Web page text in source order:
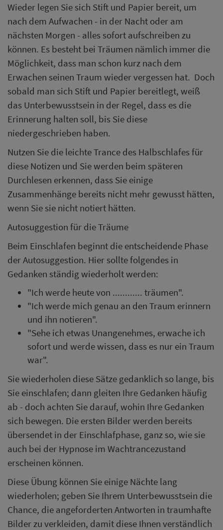
Wieder legen Sie sich Stift und Papier bereit, um
nach dem Aufwachen - in der Nacht oder am
nächsten Morgen - alles sofort aufschreiben zu
können. Es besteht bei Träumen nämlich immer die
Möglichkeit, dass man schon kurz nach dem
Erwachen seinen Traum wieder vergessen hat. Doch
sobald man sich Stift und Papier bereitlegt, weiß
das Unterbewusstsein in der Regel, dass es die
Erinnerung halten soll, bis Sie diese
niedergeschrieben haben.
Nutzen Sie die leichte Trance des Halbschlafes für
diese Notizen und Sie werden beim späteren
Durchlesen erkennen, dass Sie einige
Zusammenhänge bereits nicht mehr gewusst hätten,
wenn Sie sie nicht notiert hätten.
Autosuggestion für die Träume
Beim Einschlafen beginnt die entscheidende Phase
der Autosuggestion. Hier sollte folgendes in
Gedanken ständig wiederholt werden:
"Ich werde heute von ............ träumen".
"Ich werde mich genau an den Traum erinnern
und ihn notieren".
"Sehe ich etwas Unangenehmes, erwache ich
sofort und werde wissen, dass es nur ein Traum
war".
Sie wiederholen diese Sätze gedanklich so lange, bis
Sie einschlafen; dann gleiten Ihre Gedanken häufig
ab - doch achten Sie darauf, wohin Ihre Gedanken
sich bewegen. Die ersten Bilder werden bereits
übersendet in der Einschlafphase, ganz so, wie sie
auch bei der Hypnose im Wachtrancezustand
erscheinen können.
Diese Übung können Sie einige Nächte lang
wiederholen; geben Sie Ihrem Unterbewusstsein die
Chance, die angeforderten Antworten in traumhafte
Bilder zu verkleiden, damit diese Ihnen verständlich